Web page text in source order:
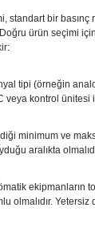
standart bir
ürün seçimi
tipi (örneğin
veya kontrol ünitesi
minimum ve
aralıkta
ekipmanların
olmalıdır. Yetersiz